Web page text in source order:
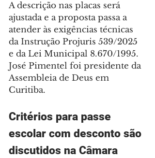
A descrição nas placas será
ajustada e a proposta passa a
atender às exigências técnicas
da Instrução Projuris 539/2025
e da Lei Municipal 8.670/1995.
José Pimentel foi presidente da
Assembleia de Deus em
Curitiba.
Critérios para passe
escolar com desconto são
discutidos na Câmara